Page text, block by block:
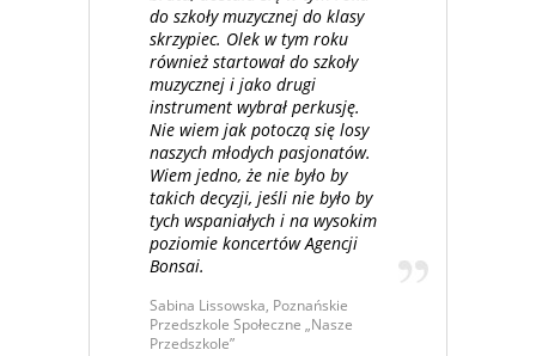
do szkoły muzycznej do klasy
skrzypiec. Olek w tym roku
również startował do szkoły
muzycznej i jako drugi
instrument wybrał perkusję.
Nie wiem jak potoczą się losy
naszych młodych pasjonatów.
Wiem jedno, że nie było by
takich decyzji, jeśli nie było by
tych wspaniałych i na wysokim
poziomie koncertów Agencji
Bonsai.
Sabina Lissowska, Poznańskie
Przedszkole Społeczne „Nasze
Przedszkole”